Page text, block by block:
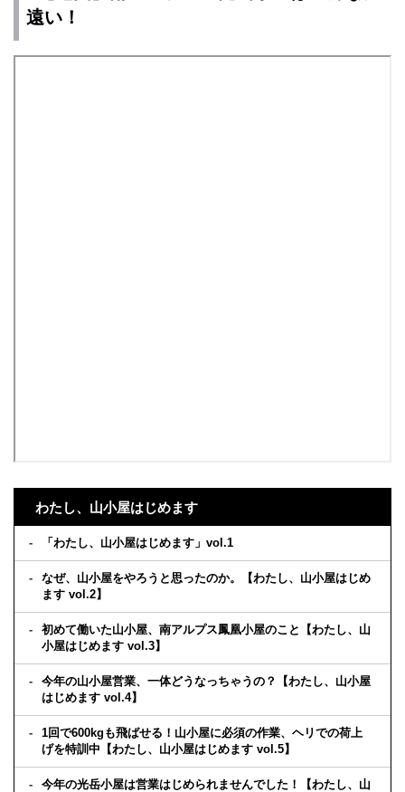
遠い！
わたし、山小屋はじめます
「わたし、山小屋はじめます」vol.1
なぜ、山小屋をやろうと思ったのか。【わたし、山小屋はじめ
ます vol.2】
初めて働いた山小屋、南アルプス鳳凰小屋のこと【わたし、山
小屋はじめます vol.3】
今年の山小屋営業、一体どうなっちゃうの？【わたし、山小屋
はじめます vol.4】
1回で600kgも飛ばせる！山小屋に必須の作業、ヘリでの荷上
げを特訓中【わたし、山小屋はじめます vol.5】
今年の光岳小屋は営業はじめられませんでした！【わたし、山